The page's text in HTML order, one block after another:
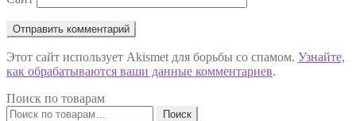
Этот сайт использует Akismet для борьбы со спамом. Узнайте,
как обрабатываются ваши данные комментариев.
Поиск по товарам
Искать:
Поиск